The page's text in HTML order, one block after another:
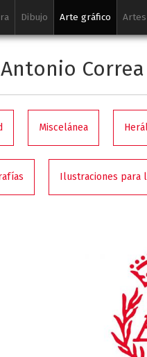
Dibujo Arte gráfico
Correa
Miscelánea
Ilustraciones para